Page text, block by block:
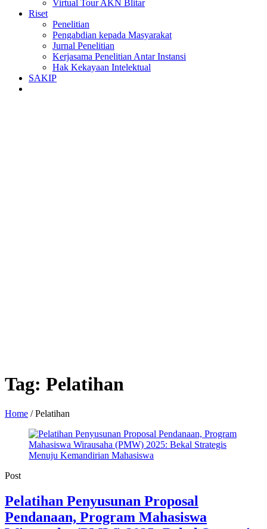
Virtual Tour AKN Blitar
Riset
Penelitian
Pengabdian kepada Masyarakat
Jurnal Penelitian
Kerjasama Penelitian Antar Instansi
Hak Kekayaan Intelektual
SAKIP
Tag: Pelatihan
Home /Pelatihan
Post
Pelatihan Penyusunan Proposal
Pendanaan, Program Mahasiswa